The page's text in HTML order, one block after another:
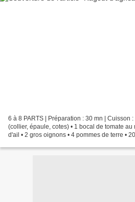
6 à 8 PARTS | Préparation : 30 mn | Cuisson
(collier, épaule, cotes) • 1 bocal de tomate
d'ail • 2 gros oignons • 4 pommes de terre •